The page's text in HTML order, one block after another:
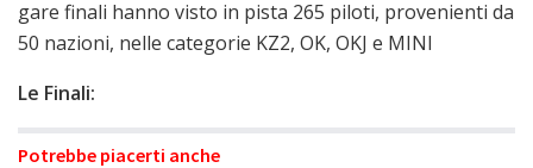
gare finali hanno visto in pista 265 piloti, provenienti da
50 nazioni, nelle categorie KZ2, OK, OKJ e MINI
Le Finali:
Potrebbe piacerti anche